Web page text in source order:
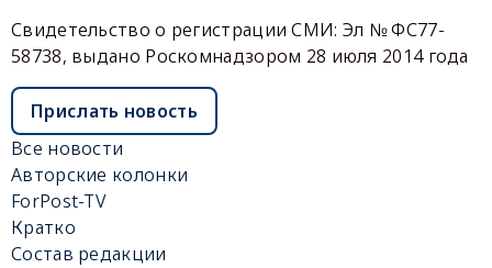
Свидетельство о регистрации СМИ: Эл № ФС77-
58738, выдано Роскомнадзором 28 июля 2014 года
Прислать новость
Все новости
Авторские колонки
ForPost-TV
Кратко
Состав редакции